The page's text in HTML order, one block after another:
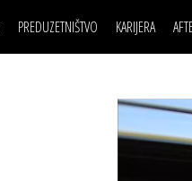
PREDUZETNIŠTVO KARIJERA
LJUDI
MOJ
SCENA
I KOMUNIKACIJE
POSAO
MOJ